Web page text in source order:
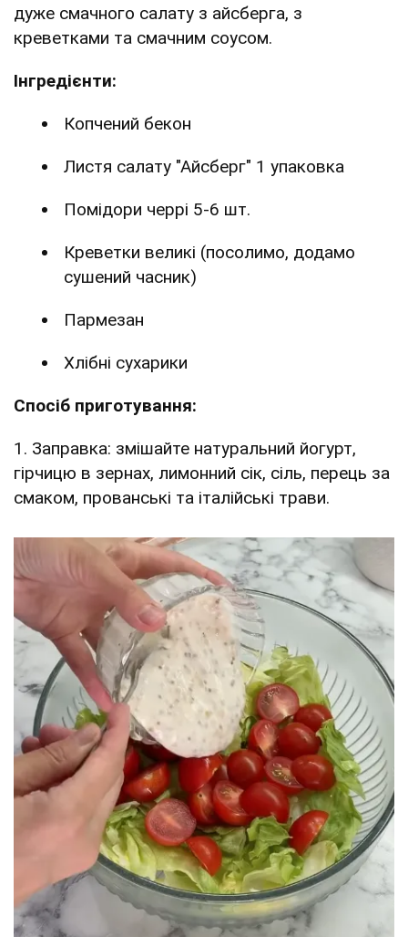
дуже смачного салату з айсберга, з
креветками та смачним соусом.
Інгредієнти:
Копчений бекон
Листя салату "Айсберг" 1 упаковка
Помідори черрі 5-6 шт.
Креветки великі (посолимо, додамо
сушений часник)
Пармезан
Хлібні сухарики
Спосіб приготування:
1. Заправка: змішайте натуральний йогурт,
гірчицю в зернах, лимонний сік, сіль, перець за
смаком, прованські та італійські трави.